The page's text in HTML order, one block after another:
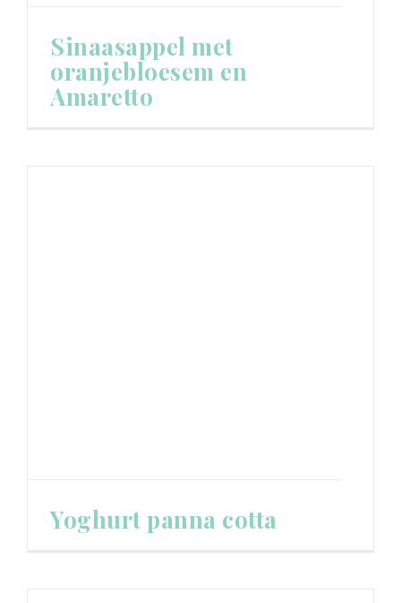
Sinaasappel met
oranjebloesem en
Amaretto
Yoghurt panna cotta